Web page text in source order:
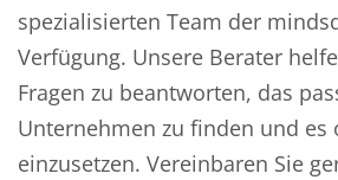
spezialisierten Team der
Verfügung. Unsere Berater
Fragen zu beantworten, das
Unternehmen zu finden und es
einzusetzen. Vereinbaren Sie